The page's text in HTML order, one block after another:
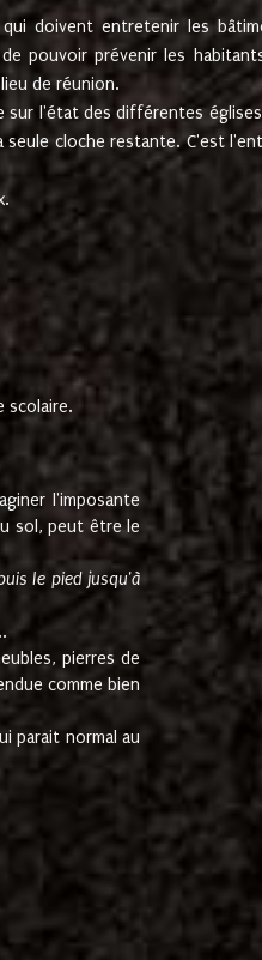
doivent entretenir les
pouvoir prévenir les
de réunion.
sur l'état des différentes
cloche restante. C'est
scolaire.
l'imposante
sol, peut être le
le pied jusqu'à
pierres de
comme bien
parait normal au